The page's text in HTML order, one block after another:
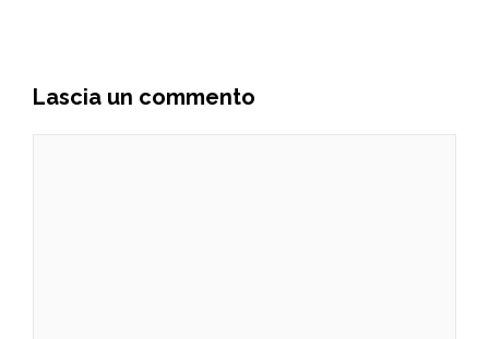
Lascia un commento